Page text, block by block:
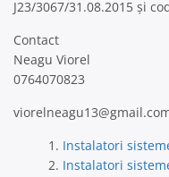
J23/3067/31.08.2015 și
Contact
Neagu Viorel
0764070823
Instalatori
Instalatori